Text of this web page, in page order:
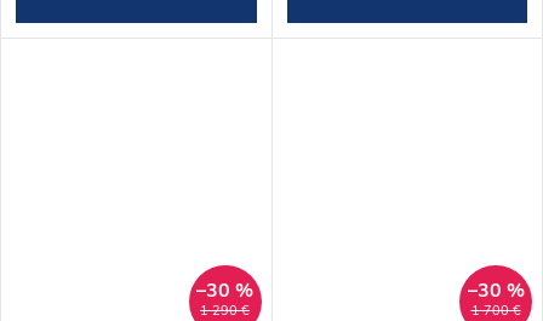
1 290 €
–30 %
1 700 €
–30 %